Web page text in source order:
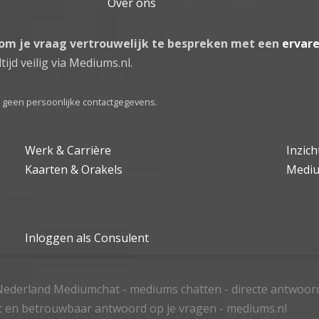
je vraag vertrouwelijk te bespreken met een
veilig via Mediums.nl.
persoonlijke contactgegevens.
Werk & Carrière
Kaarten & Orakels
Inloggen als Consulent
Mediumchat - mediums chatten - directe
betrouwbaar antwoord op je vragen - mediums.nl